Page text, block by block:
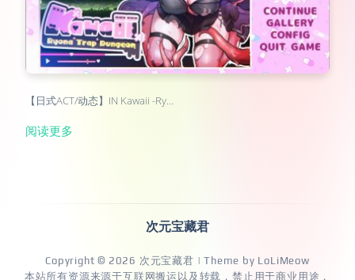
【日式ACT/动态】IN Kawaii -Ry…
阅读更多
次元宝藏君
Copyright © 2026 次元宝藏君 | Theme by LoLiMeow
本站所有资源来源于互联网搬运以及转载，禁止用于商业用途，